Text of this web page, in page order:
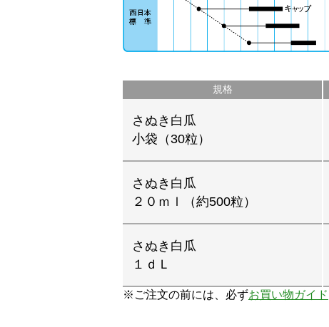
規格
さぬき白瓜
小袋（30粒）
さぬき白瓜
２０ｍｌ（約500粒）
さぬき白瓜
１ｄＬ
※ご注文の前には、必ずお買い物ガイド